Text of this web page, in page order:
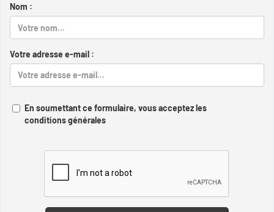
Nom :
Votre adresse e-mail :
En soumettant ce formulaire, vous acceptez les
conditions générales